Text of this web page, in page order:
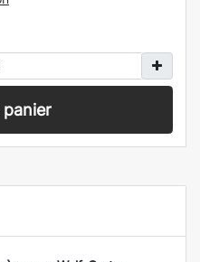
panier